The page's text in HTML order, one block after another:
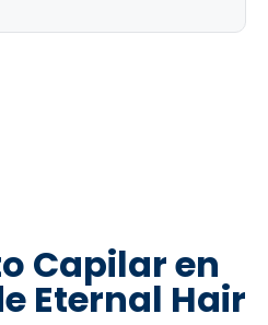
Capilar en
Eternal Hair